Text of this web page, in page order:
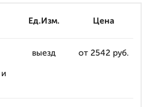
Ед.Изм. Цена
выезд от 2542 руб.